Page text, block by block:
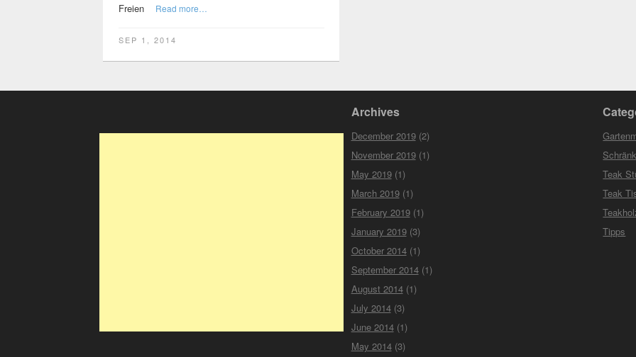
Freien
Read more…
SEP 1, 2014
Archives
December 2019(2)
November 2019(1)
May 2019(1)
March 2019(1)
February 2019(1)
January 2019(3)
October 2014(1)
September 2014(1)
August 2014(1)
July 2014(3)
June 2014(1)
May 2014(3)
Teak
Teak
Tipps